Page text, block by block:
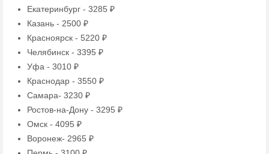
Екатеринбург - 3285 ₽
Казань - 2500 ₽
Красноярск - 5220 ₽
Челябинск - 3395 ₽
Уфа - 3010 ₽
Краснодар - 3550 ₽
Самара- 3230 ₽
Ростов-на-Дону - 3295 ₽
Омск - 4095 ₽
Воронеж- 2965 ₽